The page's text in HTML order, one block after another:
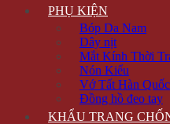
PHỤ KIỆN
Bóp Da Nam
Dây nịt
Mắt Kính Thời
Nón Kiểu
Vớ Tất Hàn Quốc
Đồng hồ đeo tay
KHẨU TRANG